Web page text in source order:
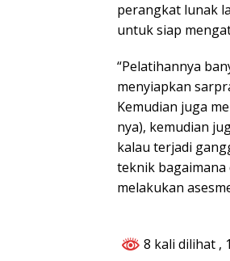
perangkat lunak
untuk siap
“Pelatihannya
menyiapkan
Kemudian juga
nya), kemudian
kalau terjadi
teknik bagaimana
melakukan
8 kali dilihat ,